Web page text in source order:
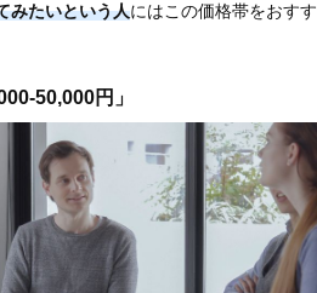
みたいという人にはこの価格帯をおすす
50,000円」